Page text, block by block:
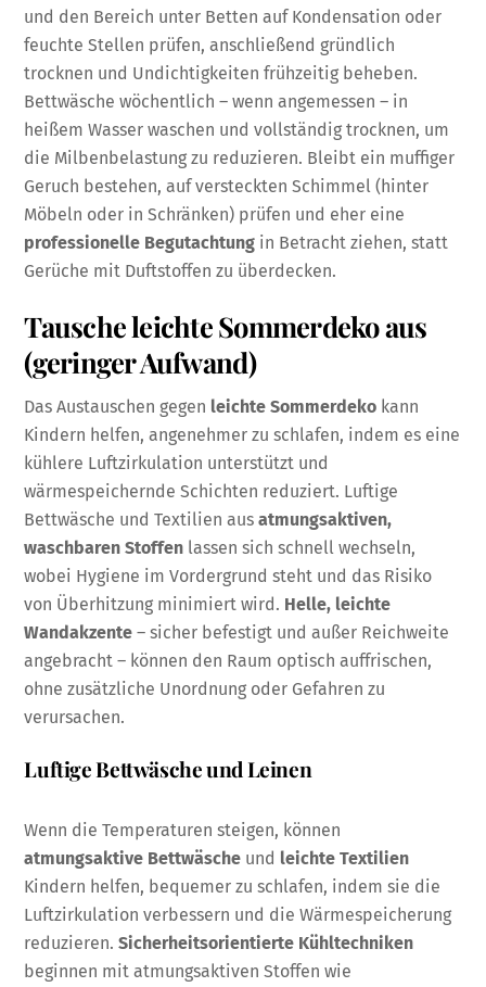
und den Bereich unter Betten auf Kondensation oder
feuchte Stellen prüfen, anschließend gründlich
trocknen und Undichtigkeiten frühzeitig beheben.
Bettwäsche wöchentlich – wenn angemessen – in
heißem Wasser waschen und vollständig trocknen, um
die Milbenbelastung zu reduzieren. Bleibt ein muffiger
Geruch bestehen, auf versteckten Schimmel (hinter
Möbeln oder in Schränken) prüfen und eher eine
professionelle Begutachtung in Betracht ziehen, statt
Gerüche mit Duftstoffen zu überdecken.
Tausche leichte Sommerdeko aus
(geringer Aufwand)
Das Austauschen gegen leichte Sommerdeko kann
Kindern helfen, angenehmer zu schlafen, indem es eine
kühlere Luftzirkulation unterstützt und
wärmespeichernde Schichten reduziert. Luftige
Bettwäsche und Textilien ausatmungsaktiven,
waschbaren Stoffen lassen sich schnell wechseln,
wobei Hygiene im Vordergrund steht und das Risiko
von Überhitzung minimiert wird. Helle, leichte
Wandakzente – sicher befestigt und außer Reichweite
angebracht – können den Raum optisch auffrischen,
ohne zusätzliche Unordnung oder Gefahren zu
verursachen.
Luftige Bettwäsche und Leinen
Wenn die Temperaturen steigen, können
atmungsaktive Bettwäsche und leichte Textilien
Kindern helfen, bequemer zu schlafen, indem sie die
Luftzirkulation verbessern und die Wärmespeicherung
reduzieren.Sicherheitsorientierte Kühltechniken
beginnen mit atmungsaktiven Stoffen wie